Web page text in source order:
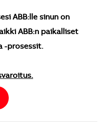
ABB:lle sinun on
ABB:n paikalliset
-prosessit.